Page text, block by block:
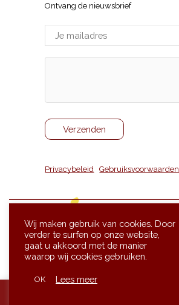
Ontvang de nieuwsbrief
Privacybeleid |Gebruiksvoorwaarden
framingdesk
Wij maken gebruik van cookies. Door
verder te surfen op onze website,
gaat u akkoord met de manier
waarop wij cookies gebruiken.
OK Lees meer